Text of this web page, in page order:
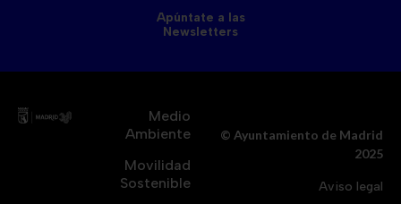
Apúntate a las
Newsletters
Medio
Ambiente
Movilidad
Sostenible
© Ayuntamiento de Madrid
2025
Aviso legal